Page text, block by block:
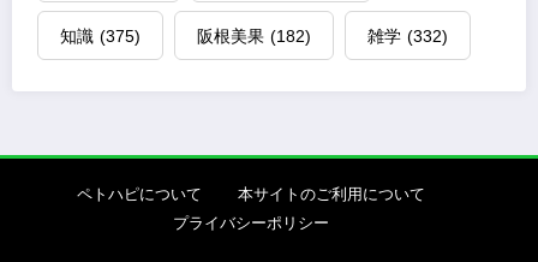
知識 (375) 阪根美果 (182) 雑学 (332)
ペトハピについて
本サイトのご利用について
プライバシーポリシー